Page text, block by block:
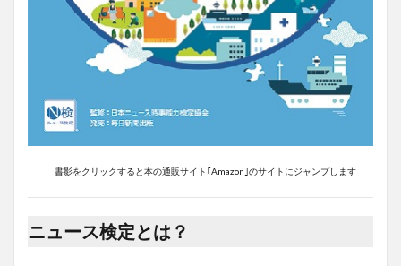
書影をクリックすると本の通販サイト｢Amazon｣のサイトにジャンプします
ニュース検定とは？